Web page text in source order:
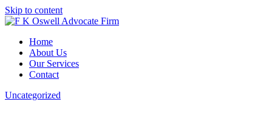
Skip to content
Home
About Us
Our Services
Contact
Uncategorized